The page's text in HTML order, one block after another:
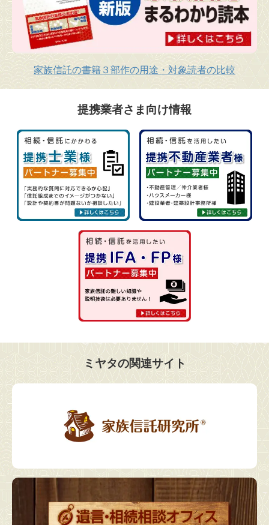
家族信託の書籍３部作の用途・対象読者の比較
提携業者さま向け情報
ミヤタの関連サイト